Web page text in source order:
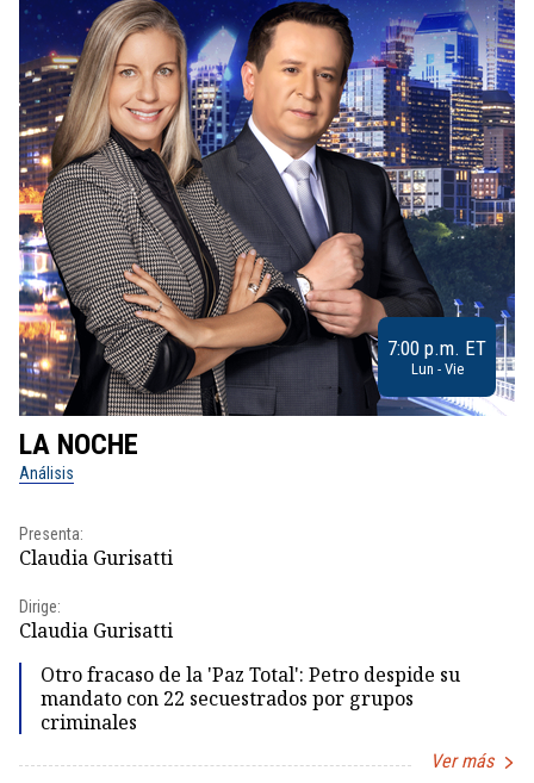
7:00 p.m. ET
Lun - Vie
LA NOCHE
Análisis
Presenta:
Claudia Gurisatti
Dirige:
Claudia Gurisatti
Otro fracaso de la 'Paz Total': Petro despide su
mandato con 22 secuestrados por grupos
criminales
Ver más